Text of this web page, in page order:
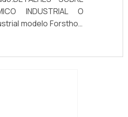
INDUSTRIAL O
modelo Forsthoff
uma potência de
Watt 230V, e uma
contínua para